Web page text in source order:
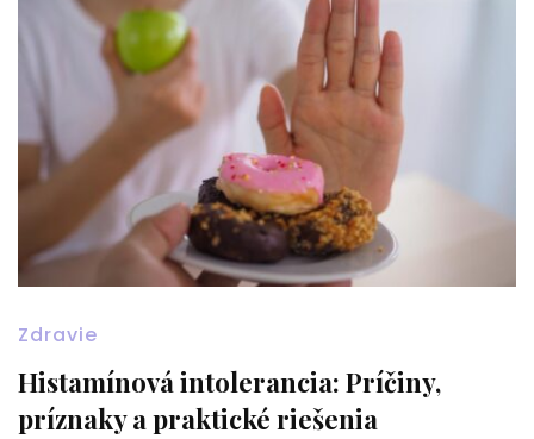
Zdravie
Histamínová intolerancia: Príčiny,
príznaky a praktické riešenia